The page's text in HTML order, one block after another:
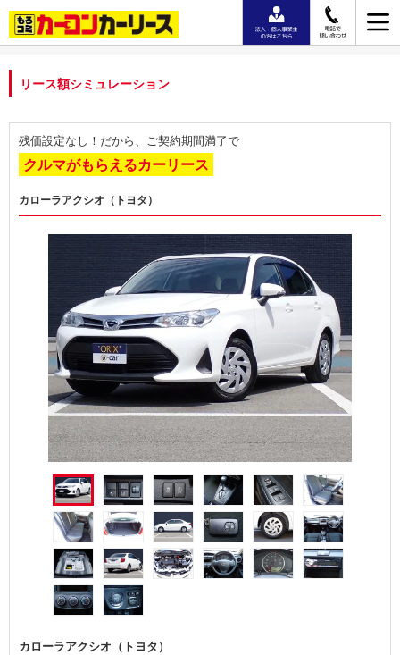
リース額シミュレーション
残価設定なし！だから、ご契約期間満了で
クルマがもらえるカーリース
カローラアクシオ（トヨタ）
カローラアクシオ（トヨタ）